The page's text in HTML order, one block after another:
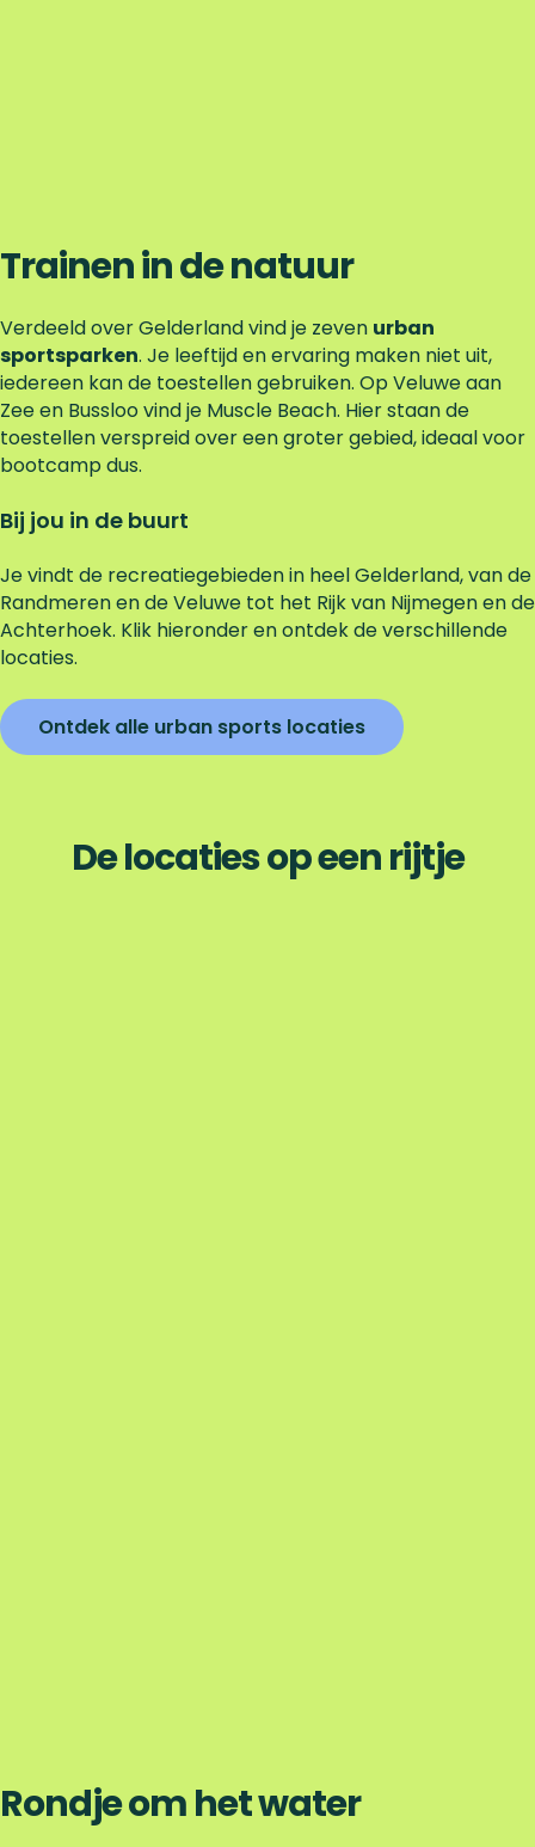
Trainen in de natuur
Verdeeld over Gelderland vind je zeven urban
sportsparken. Je leeftijd en ervaring maken niet uit,
iedereen kan de toestellen gebruiken. Op Veluwe aan
Zee en Bussloo vind je Muscle Beach. Hier staan de
toestellen verspreid over een groter gebied, ideaal voor
bootcamp dus.
Bij jou in de buurt
Je vindt de recreatiegebieden in heel Gelderland, van de
Randmeren en de Veluwe tot het Rijk van Nijmegen en de
Achterhoek. Klik hieronder en ontdek de verschillende
locaties.
Ontdek alle urban sports locaties
De locaties op een rijtje
Rondje om het water